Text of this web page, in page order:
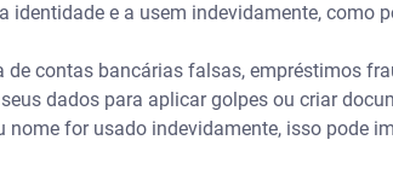
identidade e a usem indevidamente, como
de contas bancárias falsas, empréstimos
dados para aplicar golpes ou criar
nome for usado indevidamente, isso pode